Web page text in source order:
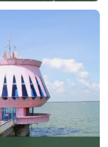
Riệc sẽ là một
trải nghiệm thư